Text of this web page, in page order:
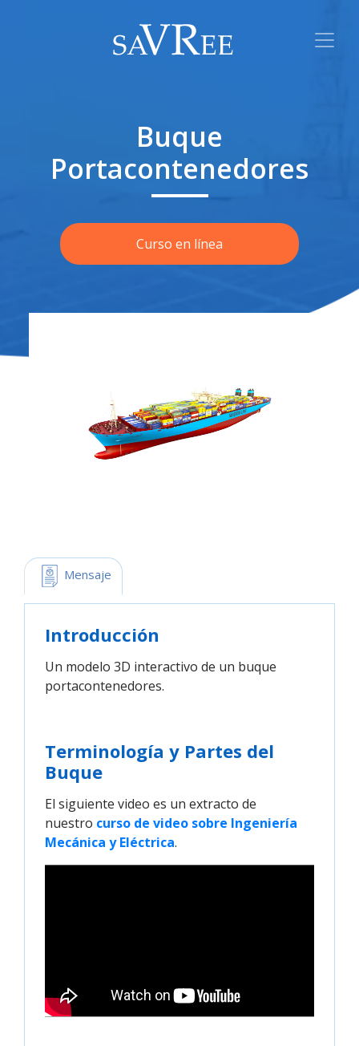
Buque
Portacontenedores
Curso en línea
Mensaje
Introducción
Un modelo 3D interactivo de un buque
portacontenedores.
Terminología y Partes del
Buque
El siguiente video es un extracto de
nuestro curso de video sobre Ingeniería
Mecánica y Eléctrica.